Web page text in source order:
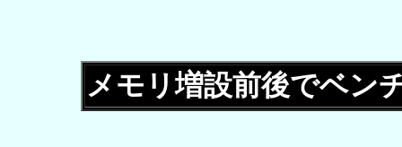
メモリ増設前後でベン